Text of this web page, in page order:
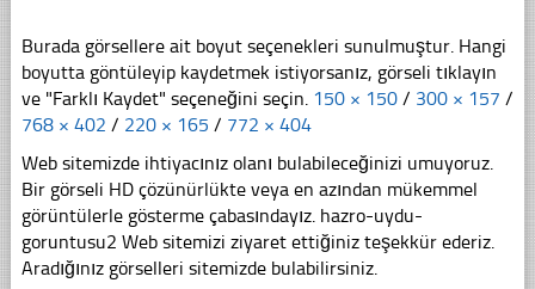
Burada görsellere ait boyut seçenekleri sunulmuştur. Hangi
boyutta göntüleyip kaydetmek istiyorsanız, görseli tıklayın
ve "Farklı Kaydet" seçeneğini seçin. 150 × 150 / 300 × 157 /
768 × 402 / 220 × 165 / 772 × 404
Web sitemizde ihtiyacınız olanı bulabileceğinizi umuyoruz.
Bir görseli HD çözünürlükte veya en azından mükemmel
görüntülerle gösterme çabasındayız. hazro-uydu-
goruntusu2 Web sitemizi ziyaret ettiğiniz teşekkür ederiz.
Aradığınız görselleri sitemizde bulabilirsiniz.